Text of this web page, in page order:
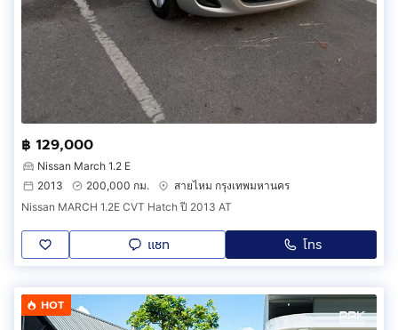
฿ 129,000
Nissan March 1.2 E
2013
200,000 กม.
สายไหม กรุงเทพมหานคร
Nissan MARCH 1.2E CVT Hatch ปี 2013 AT
แชท โทร
HOT